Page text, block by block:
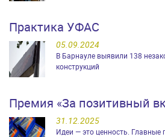
Практика УФАС
05.09.2024
В Барнауле выявили 138
конструкций
Премия «За позитивный
31.12.2025
Идеи — это ценность. Главные